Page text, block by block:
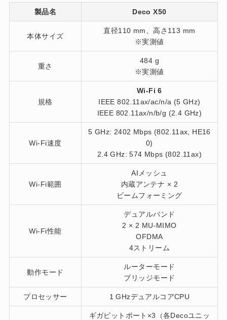
製品名 Deco X50
本体サイズ
直径110 mm、高さ113 mm
※実測値
重さ
484 g
※実測値
規格
Wi-Fi 6
IEEE 802.11ax/ac/n/a (5 GHz)
IEEE 802.11ax/n/b/g (2.4 GHz)
Wi-Fi速度
5 GHz: 2402 Mbps (802.11ax, HE16
0)
2.4 GHz: 574 Mbps (802.11ax)
Wi-Fi範囲
AIメッシュ
内蔵アンテナ × 2
ビームフォーミング
Wi-Fi性能
デュアルバンド
2 × 2 MU-MIMO
OFDMA
4ストリーム
動作モード
ルーターモード
ブリッジモード
プロセッサー 1 GHzデュアルコアCPU
ギガビットポート×3（各Decoユニッ